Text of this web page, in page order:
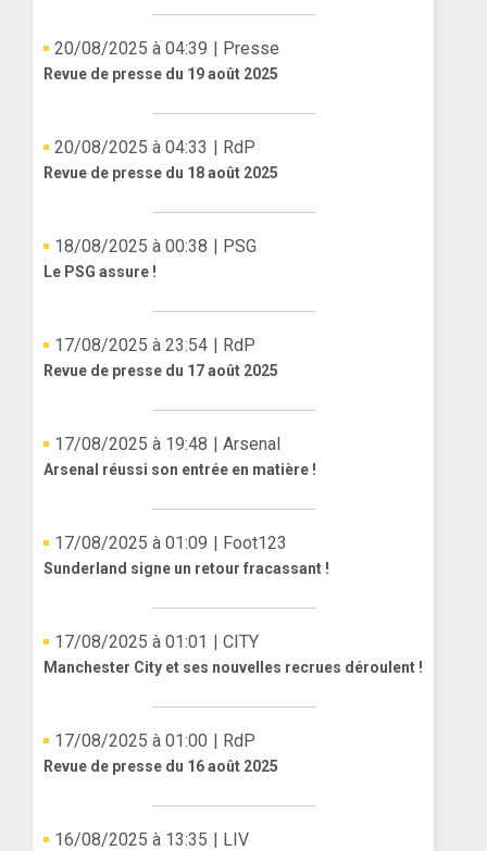
20/08/2025 à 04:39 | Presse
Revue de presse du 19 août 2025
20/08/2025 à 04:33 | RdP
Revue de presse du 18 août 2025
18/08/2025 à 00:38 | PSG
Le PSG assure !
17/08/2025 à 23:54 | RdP
Revue de presse du 17 août 2025
17/08/2025 à 19:48 | Arsenal
Arsenal réussi son entrée en matière !
17/08/2025 à 01:09 | Foot123
Sunderland signe un retour fracassant !
17/08/2025 à 01:01 | CITY
Manchester City et ses nouvelles recrues déroulent !
17/08/2025 à 01:00 | RdP
Revue de presse du 16 août 2025
16/08/2025 à 13:35 | LIV